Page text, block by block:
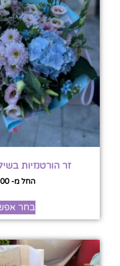
זר הורטנזיות
החל מ-
בחר